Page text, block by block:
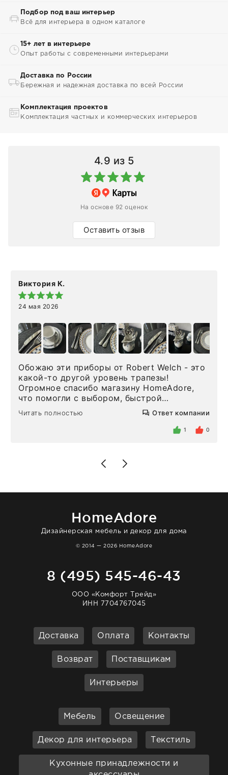
Подбор под ваш интерьер
Всё для интерьера в одном каталоге
15+ лет в интерьере
Опыт работы с современными интерьерами
Доставка по России
Бережная и надежная доставка по всей России
Комплектация проектов
Комплектация частных и коммерческих интерьеров
4.9 из 5
На основе 92 оценок
Оставить отзыв
Виктория К.
24 мая 2026
Обожаю эти приборы от Robert Welch - это
какой-то другой уровень трапезы!
Огромное спасибо магазину HomeAdore,
что помогли с выбором, быстрой
доставкой и высоким сервисом. Один раз
была здесь лично, забирала чайные ложки,
внутри очень много антикварной посуды,
Позже заказывала остальные приборы -
доставили сдэком на следующий день к
отвечает очень быстро. Взаимодействием
Читать полностью Ответ компании
1 0
HomeAdore
Дизайнерская мебель и декор для дома
© 2014 — 2026 HomeAdore
8 (495) 545-46-43
ООО «Комфорт Трейд»
ИНН 7704767045
Доставка Оплата Контакты
Возврат Поставщикам
Интерьеры
Мебель Освещение
Декор для интерьера Текстиль
Кухонные принадлежности и